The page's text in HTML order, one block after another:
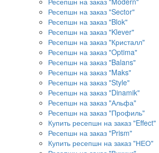
Ресепшн на заказ "Sector"
Ресепшн на заказ "Blok"
Ресепшн на заказ "Klever"
Ресепшн на заказ "Кристалл"
Ресепшн на заказ "Optima"
Ресепшн на заказ "Balans"
Ресепшн на заказ "Maks"
Ресепшн на заказ "Style"
Ресепшн на заказ "Dinamik"
Ресепшн на заказ "Альфа"
Ресепшн на заказ "Профиль"
Купить ресепшн на заказ "Effect"
Ресепшн на заказ "Prism"
Купить ресепшн на заказ "НЕО"